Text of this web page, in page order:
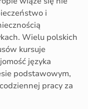
i
Wielu polskich
kursuje
języka
podstawowym,
pracy za